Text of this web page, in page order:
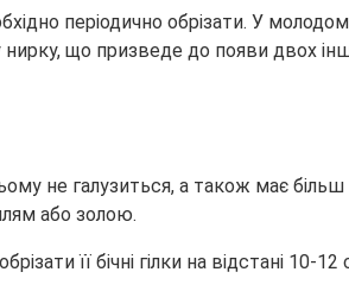
періодично обрізати. У
нирку, що призведе до появи двох
не галузиться, а також має
або золою.
її бічні гілки на відстані